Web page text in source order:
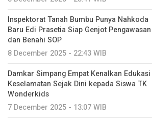
Inspektorat Tanah Bumbu Punya Nahkoda
Baru Edi Prasetia Siap Genjot Pengawasan
dan Benahi SOP
8 December 2025 - 22:43 WIB
Damkar Simpang Empat Kenalkan Edukasi
Keselamatan Sejak Dini kepada Siswa TK
Wonderkids
7 December 2025 - 13:07 WIB